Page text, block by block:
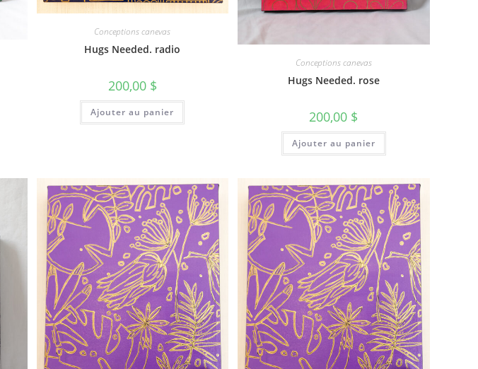
Conceptions canevas
Hugs Needed. radio
200,00 $
Ajouter au panier
Conceptions canevas
Hugs Needed. rose
200,00 $
Ajouter au panier